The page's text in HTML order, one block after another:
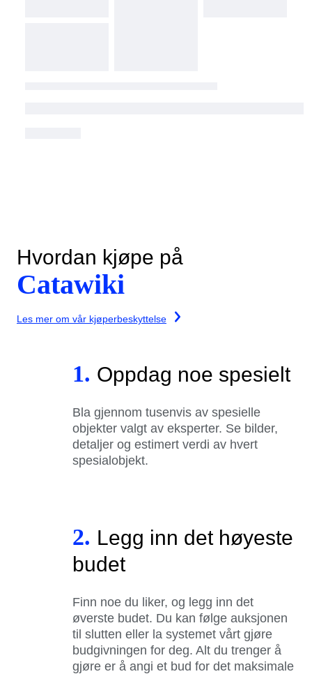
Hvordan kjøpe på
Catawiki
Les mer om vår kjøperbeskyttelse
1. Oppdag noe spesielt
Bla gjennom tusenvis av spesielle
objekter valgt av eksperter. Se bilder,
detaljer og estimert verdi av hvert
spesialobjekt.
2. Legg inn det høyeste
budet
Finn noe du liker, og legg inn det
øverste budet. Du kan følge auksjonen
til slutten eller la systemet vårt gjøre
budgivningen for deg. Alt du trenger å
gjøre er å angi et bud for det maksimale